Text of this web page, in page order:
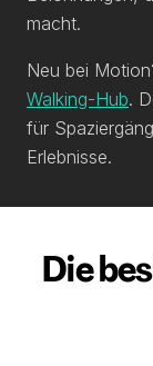
macht.
Neu bei
Walking-Hub.
für
Erlebnisse.
Die